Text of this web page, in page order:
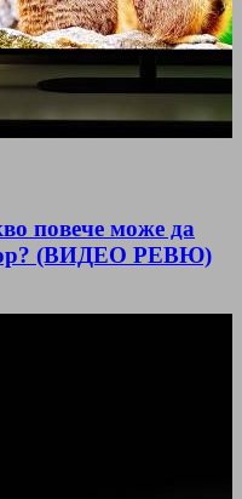
повече може да
(ВИДЕО РЕВЮ)